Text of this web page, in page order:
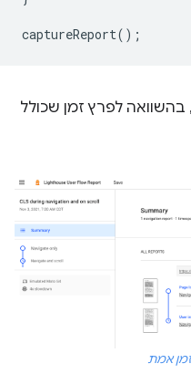
captureReport
לפרץ זמן שכולל
אמת